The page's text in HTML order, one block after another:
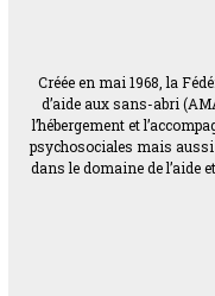
Créée en mai 1968, la
d’aide aux sans-abri
l’hébergement et
psychosociales mais
dans le domaine de l’aide